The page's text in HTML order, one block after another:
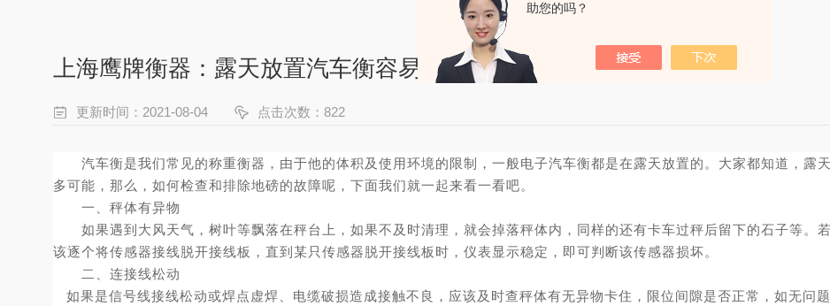
助您的吗？
上海鹰牌衡器：露天放置汽车衡容易出现的故障排查
更新时间：2021-08-04 点击次数：822
汽车衡是我们常见的称重衡器，由于他的体积及使用环境的限制，一般电子汽车衡都是在露天放置的。大家都知道，露
多可能，那么，如何检查和排除地磅的故障呢，下面我们就一起来看一看吧。
一、 秤体有异物
如果遇到大风天气，树叶等飘落在秤台上，如果不及时清理，就会掉落秤体内，同样的还有卡车过秤后留下的石子等。
该逐个将传感器接线脱开接线板，直到 某只传感器脱开接线板时，仪表显示稳定，即可判断该传感器损坏。
二、连接线松动
如果是信号线接线松动或焊点虚焊、电缆破损造成接触不良，应该及时查秤体有无异物卡住，限位间隙是否正常，如无问